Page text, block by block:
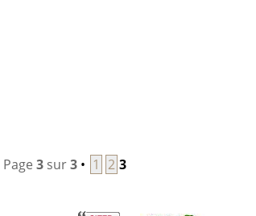
Page 3sur3• 1 2 3